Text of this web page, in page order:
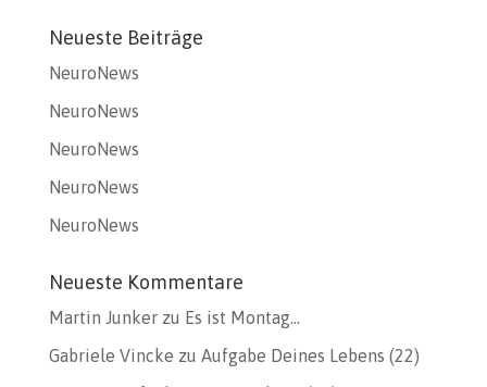
Neueste Beiträge
NeuroNews
NeuroNews
NeuroNews
NeuroNews
NeuroNews
Neueste Kommentare
Martin Junkerzu Es ist Montag…
Gabriele Vincke zu Aufgabe Deines Lebens (22)